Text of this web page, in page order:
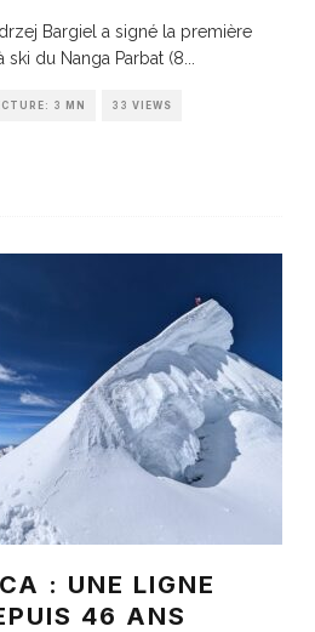
Bargiel a signé la première
ski du Nanga Parbat (8
3 MN 33 VIEWS
: UNE LIGNE
46 ANS